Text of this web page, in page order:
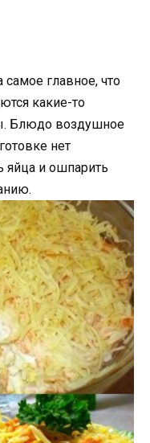
главное, что
какие-то
Блюдо воздушное
нет
яйца и ошпарить